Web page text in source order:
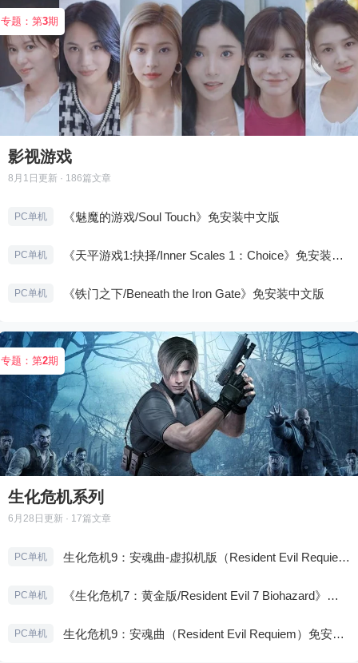
专题：第3期
影视游戏
8月1日 更新 · 186篇文章
PC单机 《魅魔的游戏/Soul Touch》免安装中文版
PC单机 《天平游戏1:抉择/Inner Scales 1：Choice》免安装中文版
PC单机 《铁门之下/Beneath the Iron Gate》免安装中文版
专题：第2期
生化危机系列
6月28日 更新 · 17篇文章
PC单机 生化危机9：安魂曲-虚拟机版（Resident Evil Requiem HYPERVISOR）免安装中文版
PC单机 《生化危机7：黄金版/Resident Evil 7 Biohazard》免安装中文版
PC单机 生化危机9：安魂曲（Resident Evil Requiem）免安装中文版